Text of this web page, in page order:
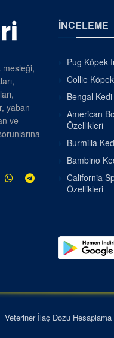
mesleği,
yaban
ve
İNCELEME
Pug Köpek
Collie
Bengal
American
Özellikleri
Burmilla
Bambino
California
Özellikleri
Veteriner İlaç Dozu Hesaplama